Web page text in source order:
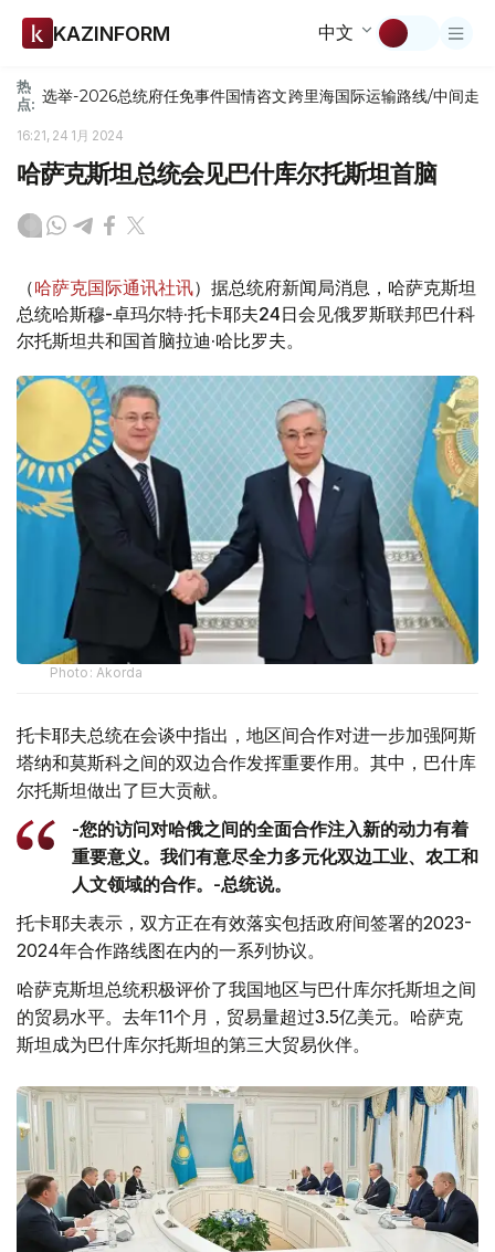
KAZINFORM 中文
热
点: 选举-2026总统府任免事件国情咨文跨里海国际运输路线/中间走廊
16:21, 24 1月 2024
哈萨克斯坦总统会见巴什库尔托斯坦首脑
（哈萨克国际通讯社讯）据总统府新闻局消息，哈萨克斯坦
总统哈斯穆-卓玛尔特·托卡耶夫24日会见俄罗斯联邦巴什科
尔托斯坦共和国首脑拉迪·哈比罗夫。
Photo: Akorda
托卡耶夫总统在会谈中指出，地区间合作对进一步加强阿斯
塔纳和莫斯科之间的双边合作发挥重要作用。其中，巴什库
尔托斯坦做出了巨大贡献。
-您的访问对哈俄之间的全面合作注入新的动力有着
重要意义。我们有意尽全力多元化双边工业、农工和
人文领域的合作。-总统说。
托卡耶夫表示，双方正在有效落实包括政府间签署的2023-
2024年合作路线图在内的一系列协议。
哈萨克斯坦总统积极评价了我国地区与巴什库尔托斯坦之间
的贸易水平。去年11个月，贸易量超过3.5亿美元。哈萨克
斯坦成为巴什库尔托斯坦的第三大贸易伙伴。